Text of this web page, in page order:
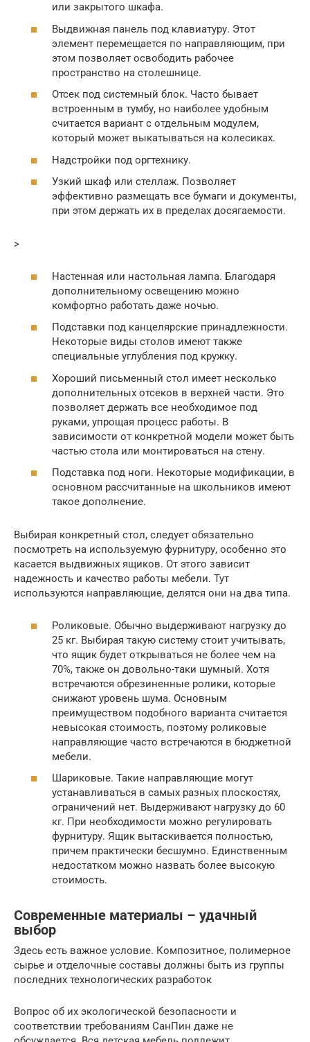
или закрытого шкафа.
Выдвижная панель под клавиатуру. Этот
элемент перемещается по направляющим, при
этом позволяет освободить рабочее
пространство на столешнице.
Отсек под системный блок. Часто бывает
встроенным в тумбу, но наиболее удобным
считается вариант с отдельным модулем,
который может выкатываться на колесиках.
Надстройки под оргтехнику.
Узкий шкаф или стеллаж. Позволяет
эффективно размещать все бумаги и документы,
при этом держать их в пределах досягаемости.
>
Настенная или настольная лампа. Благодаря
дополнительному освещению можно
комфортно работать даже ночью.
Подставки под канцелярские принадлежности.
Некоторые виды столов имеют также
специальные углубления под кружку.
Хороший письменный стол имеет несколько
дополнительных отсеков в верхней части. Это
позволяет держать все необходимое под
руками, упрощая процесс работы. В
зависимости от конкретной модели может быть
частью стола или монтироваться на стену.
Подставка под ноги. Некоторые модификации, в
основном рассчитанные на школьников имеют
такое дополнение.
Выбирая конкретный стол, следует обязательно
посмотреть на используемую фурнитуру, особенно это
касается выдвижных ящиков. От этого зависит
надежность и качество работы мебели. Тут
используются направляющие, делятся они на два типа.
Роликовые. Обычно выдерживают нагрузку до
25 кг. Выбирая такую систему стоит учитывать,
что ящик будет открываться не более чем на
70%, также он довольно-таки шумный. Хотя
встречаются обрезиненные ролики, которые
снижают уровень шума. Основным
преимуществом подобного варианта считается
невысокая стоимость, поэтому роликовые
направляющие часто встречаются в бюджетной
мебели.
Шариковые. Такие направляющие могут
устанавливаться в самых разных плоскостях,
ограничений нет. Выдерживают нагрузку до 60
кг. При необходимости можно регулировать
фурнитуру. Ящик вытаскивается полностью,
причем практически бесшумно. Единственным
недостатком можно назвать более высокую
стоимость.
Современные материалы – удачный
выбор
Здесь есть важное условие. Композитное, полимерное
сырье и отделочные составы должны быть из группы
последних технологических разработок
Вопрос об их экологической безопасности и
соответствии требованиям СанПин даже не